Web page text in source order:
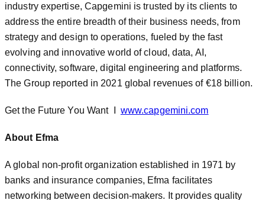
industry expertise, Capgemini is trusted by its clients to
address the entire breadth of their business needs, from
strategy and design to operations, fueled by the fast
evolving and innovative world of cloud, data, AI,
connectivity, software, digital engineering and platforms.
The Group reported in 2021 global revenues of €18 billion.
Get the Future You Want I www.capgemini.com
About Efma
A global non-profit organization established in 1971 by
banks and insurance companies, Efma facilitates
networking between decision-makers. It provides quality